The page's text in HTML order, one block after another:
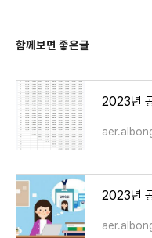
함께보면 좋은글
2023년
2023년